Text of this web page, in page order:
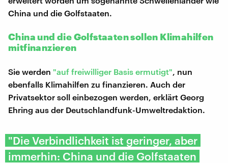
China und die Golfstaaten.
China und die Golfstaaten sollen Klimahilfen
mitfinanzieren
Sie werden "auf freiwilliger Basis ermutigt" , nun
ebenfalls Klimahilfen zu finanzieren. Auch der
Privatsektor soll einbezogen werden, erklärt Georg
Ehring aus der Deutschlandfunk-Umweltredaktion.
"Die Verbindlichkeit ist geringer, aber
immerhin: China und die Golfstaaten